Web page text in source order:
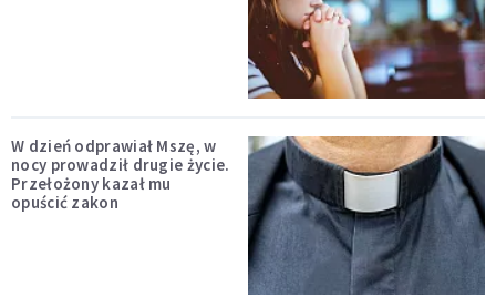
W dzień odprawiał Mszę, w
nocy prowadził drugie życie.
Przełożony kazał mu
opuścić zakon